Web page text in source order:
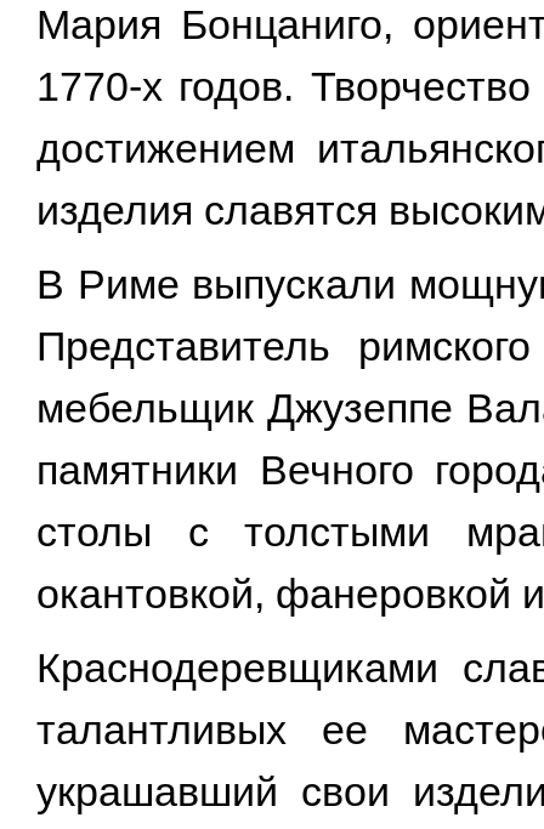
Мария Бонцаниго,
1770-х годов.
достижением
изделия славятся
В Риме выпускали
Представитель
мебельщик Джузеппе
памятники Вечного
столы с толстыми
окантовкой, фанеровкой
Краснодеревщиками
талантливых ее
украшавший свои